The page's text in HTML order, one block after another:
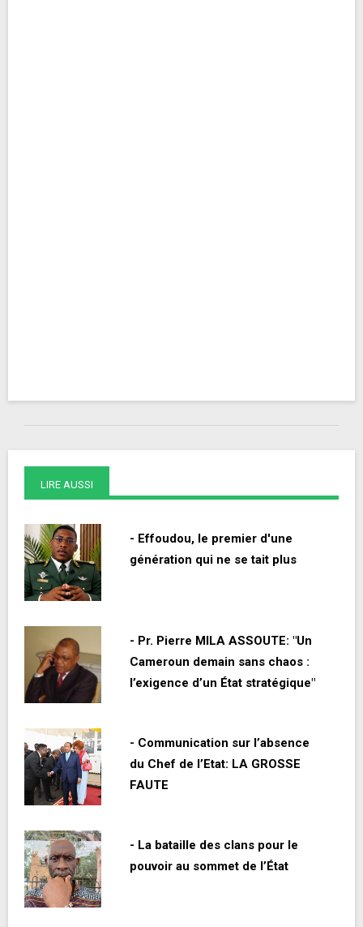
LIRE AUSSI
- Effoudou, le premier d'une
génération qui ne se tait plus
- Pr. Pierre MILA ASSOUTE: "Un
Cameroun demain sans chaos :
l’exigence d’un État stratégique"
- Communication sur l’absence
du Chef de l’Etat: LA GROSSE
FAUTE
- La bataille des clans pour le
pouvoir au sommet de l’État